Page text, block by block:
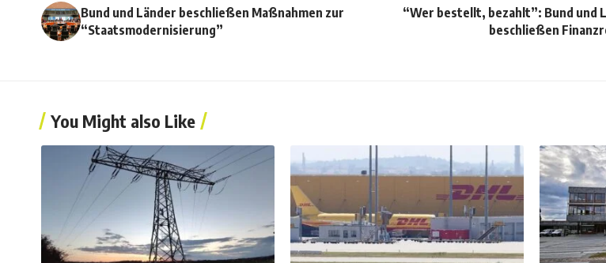
Bund und Länder beschließen Maßnahmen zur
“Staatsmodernisierung”
“Wer bestellt, bezahlt”: Bund und
beschließen
You Might also Like